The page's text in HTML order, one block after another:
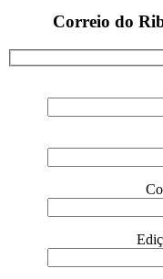
Correio do